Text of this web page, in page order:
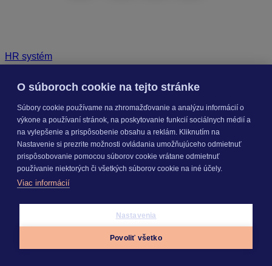
HR systém
O súboroch cookie na tejto stránke
Súbory cookie používame na zhromažďovanie a analýzu informácií o
výkone a používaní stránok, na poskytovanie funkcií sociálnych médií a
na vylepšenie a prispôsobenie obsahu a reklám. Kliknutím na
Nastavenie si prezrite možnosti ovládania umožňujúceho odmietnuť
prispôsobovanie pomocou súborov cookie vrátane odmietnuť
používanie niektorých či všetkých súborov cookie na iné účely.
Viac informácií
Nastavenia
Povoliť všetko